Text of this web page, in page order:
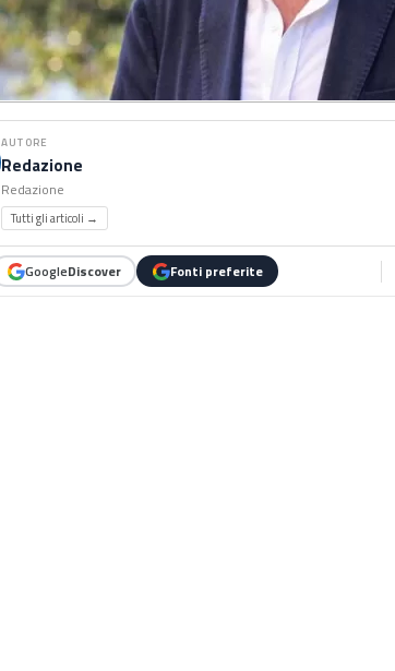
AUTORE
Redazione
Redazione
Tutti gli articoli →
GoogleDiscover Fonti preferite